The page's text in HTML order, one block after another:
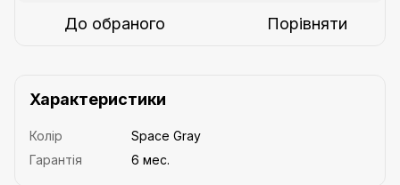
До обраного Порівняти
Характеристики
Колір
Space Gray
Гарантія
6 мес.